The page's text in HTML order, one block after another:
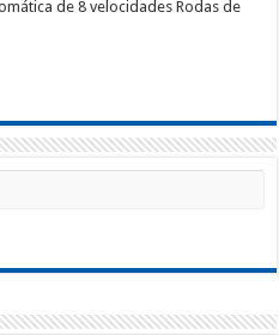
de 8 velocidades Rodas de